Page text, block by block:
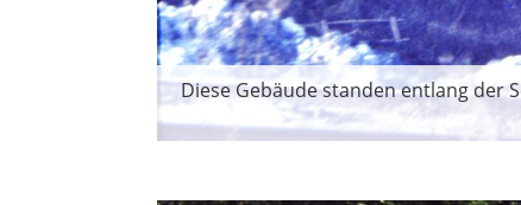
Diese Gebäude standen entlang der